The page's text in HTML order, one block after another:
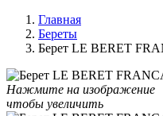
Главная
Береты
Берет LE BERET
Нажмите на изображение
чтобы увеличить